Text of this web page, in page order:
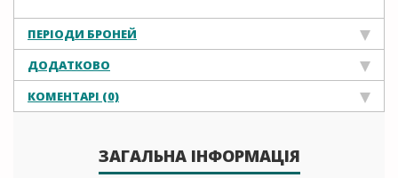
ПЕРІОДИ БРОНЕЙ
ДОДАТКОВО
КОМЕНТАРІ (0)
ЗАГАЛЬНА ІНФОРМАЦІЯ